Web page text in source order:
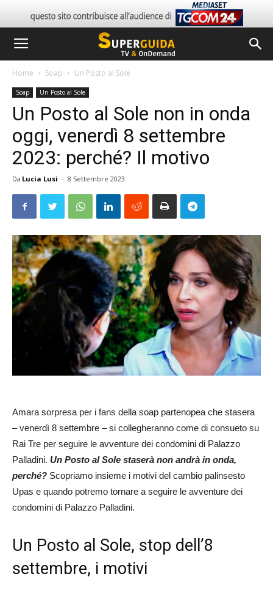
Home Soap Un Posto al Sole
Soap Un Posto al Sole
Un Posto al Sole non in onda
oggi, venerdì 8 settembre
2023: perché? Il motivo
Da Lucia Lusi - 8 Settembre 2023
Amara sorpresa per i fans della soap partenopea che stasera
– venerdì 8 settembre – si collegheranno come di consueto su
Rai Tre per seguire le avventure dei condomini di Palazzo
Palladini. Un Posto al Sole staserà non andrà in onda,
perché? Scopriamo insieme i motivi del cambio palinsesto
Upas e quando potremo tornare a seguire le avventure dei
condomini di Palazzo Palladini.
Un Posto al Sole, stop dell’8
settembre, i motivi